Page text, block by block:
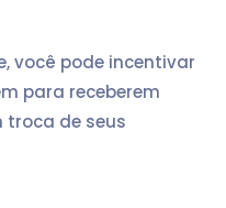
você pode incentivar
para receberem
troca de seus